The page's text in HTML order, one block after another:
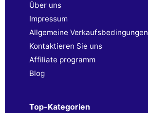
Über uns
Impressum
Allgemeine Verkaufsbedingungen
Kontaktieren Sie uns
Affiliate programm
Blog
Top-Kategorien